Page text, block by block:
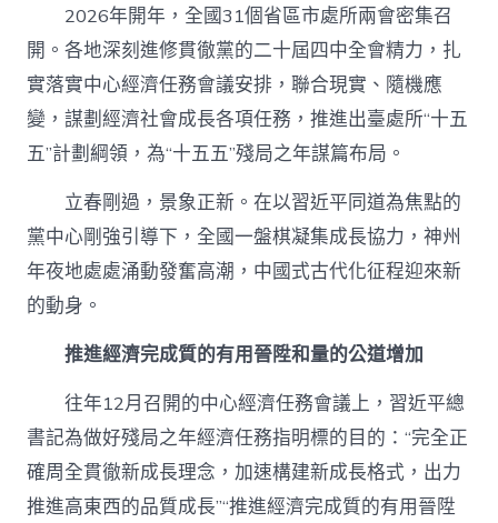
的
品
質
成
長
簡
直
性
—
台
包
養
—
從
處
所
兩
會
看
殘
2026年開年，全國31個省區市處所兩會密集召
開。各地深刻進修貫徹黨的二十屆四中全會精力，扎
實落實中心經濟任務會議安排，聯合現實、隨機應
變，謀劃經濟社會成長各項任務，推進出臺處所“十五
五”計劃綱領，為“十五五”殘局之年謀篇布局。
立春剛過，景象正新。在以習近平同道為焦點的
黨中心剛強引導下，全國一盤棋凝集成長協力，神州
年夜地處處涌動發奮高潮，中國式古代化征程迎來新
的動身。
推進經濟完成質的有用晉陞和量的公道增加
往年12月召開的中心經濟任務會議上，習近平總
書記為做好殘局之年經濟任務指明標的目的：“完全正
確周全貫徹新成長理念，加速構建新成長格式，出力
推進高東西的品質成長”“推進經濟完成質的有用晉陞